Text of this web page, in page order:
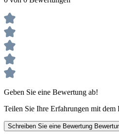
Geben Sie eine Bewertung ab!
Teilen Sie Ihre Erfahrungen mit
Schreiben Sie eine Bewertung